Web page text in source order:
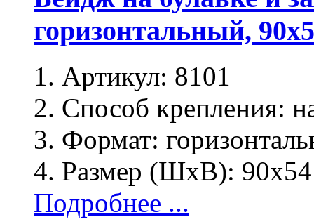
горизонтальный,
Артикул: 8101
Способ крепления:
Формат:
Размер (ШхВ):
Подробнее ...